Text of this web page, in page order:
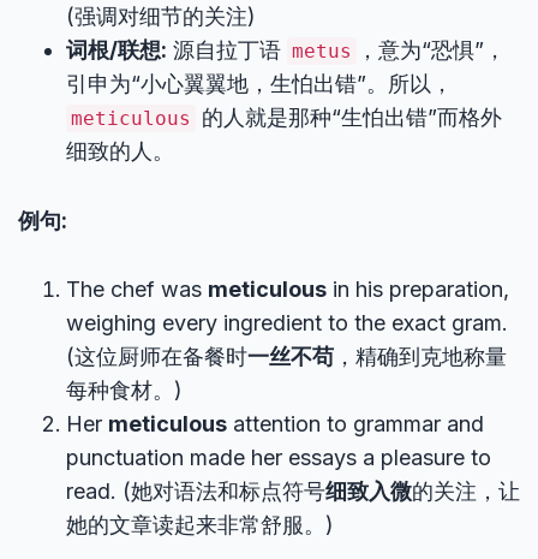
(强调对细节的关注)
词根/联想: 源自拉丁语 metus
，意为“恐惧”，
引申为“小心翼翼地，生怕出错”。所以，
meticulous
的人就是那种“生怕出错”而格外
细致的人。
例句:
The chef was meticulous in his preparation,
weighing every ingredient to the exact gram.
(这位厨师在备餐时一丝不苟 ，精确到克地称量
每种食材。)
Her meticulous attention to grammar and
punctuation made her essays a pleasure to
read. (她对语法和标点符号细致入微的关注，让
她的文章读起来非常舒服。)